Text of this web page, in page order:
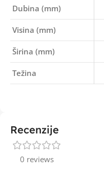
Dubina (mm)
Visina (mm)
Širina (mm)
Težina
Recenzije
0 reviews